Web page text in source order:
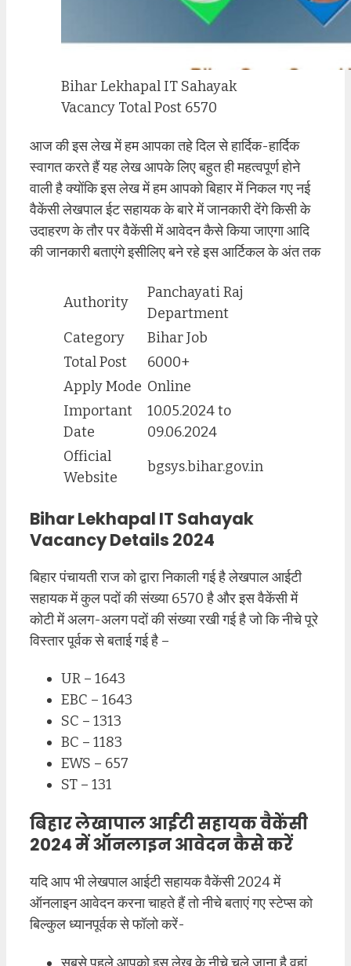
Bihar Lekhapal IT Sahayak
Vacancy Total Post 6570
आज की इस लेख में हम आपका तहे दिल से हार्दिक-हार्दिक
स्वागत करते हैं यह लेख आपके लिए बहुत ही महत्वपूर्ण होने
वाली है क्योंकि इस लेख में हम आपको बिहार में निकल गए नई
वैकेंसी लेखपाल ईट सहायक के बारे में जानकारी देंगे किसी के
उदाहरण के तौर पर वैकेंसी में आवेदन कैसे किया जाएगा आदि
की जानकारी बताएंगे इसीलिए बने रहे इस आर्टिकल के अंत तक
Authority
Panchayati Raj
Department
Category
Bihar Job
Total Post
6000+
Apply Mode Online
Important
Date
10.05.2024 to
09.06.2024
Official
Website
bgsys.bihar.gov.in
Bihar Lekhapal IT Sahayak
Vacancy Details 2024
बिहार पंचायती राज को द्वारा निकाली गई है लेखपाल आईटी
सहायक में कुल पदों की संख्या 6570 है और इस वैकेंसी में
कोटी में अलग-अलग पदों की संख्या रखी गई है जो कि नीचे पूरे
विस्तार पूर्वक से बताई गई है –
UR – 1643
EBC – 1643
SC – 1313
BC – 1183
EWS – 657
ST – 131
बिहार लेखापाल आईटी सहायक वैकेंसी
2024 में ऑनलाइन आवेदन कैसे करें
यदि आप भी लेखपाल आईटी सहायक वैकेंसी 2024 में
ऑनलाइन आवेदन करना चाहते हैं तो नीचे बताएं गए स्टेप्स को
बिल्कुल ध्यानपूर्वक से फॉलो करें-